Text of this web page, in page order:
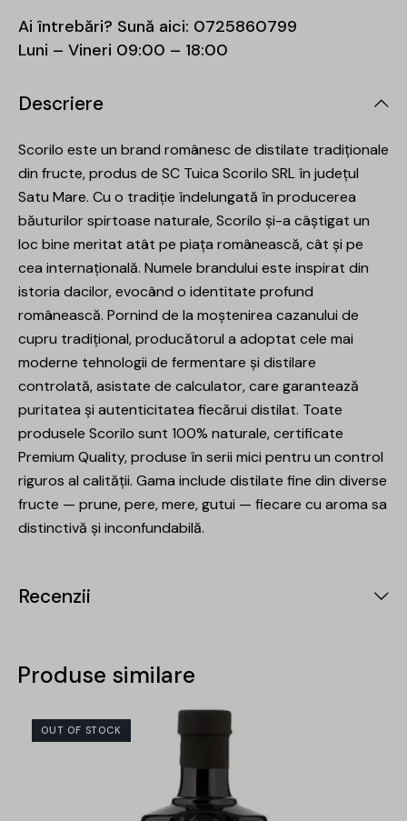
Ai întrebări? Sună aici: 0725860799
Luni – Vineri 09:00 – 18:00
Descriere
Scorilo este un brand românesc de distilate tradiționale
din fructe, produs de SC Tuica Scorilo SRL în județul
Satu Mare. Cu o tradiție îndelungată în producerea
băuturilor spirtoase naturale, Scorilo și-a câștigat un
loc bine meritat atât pe piața românească, cât și pe
cea internațională. Numele brandului este inspirat din
istoria dacilor, evocând o identitate profund
românească. Pornind de la moștenirea cazanului de
cupru tradițional, producătorul a adoptat cele mai
moderne tehnologii de fermentare și distilare
controlată, asistate de calculator, care garantează
puritatea și autenticitatea fiecărui distilat. Toate
produsele Scorilo sunt 100% naturale, certificate
Premium Quality, produse în serii mici pentru un control
riguros al calității. Gama include distilate fine din diverse
fructe — prune, pere, mere, gutui — fiecare cu aroma sa
distinctivă și inconfundabilă.
Recenzii
Produse similare
OUT OF STOCK